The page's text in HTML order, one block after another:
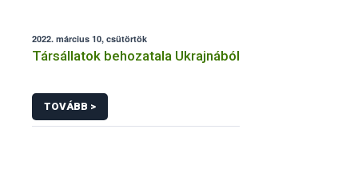
2022. március 10, csütörtök
Társállatok behozatala Ukrajnából
TOVÁBB >